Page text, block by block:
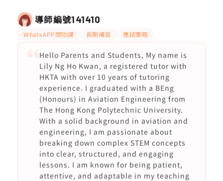
導師編號141410
WhatsAPP問功課 長期補習 應試策略
Hello Parents and Students, My name is
Lily Ng Ho Kwan, a registered tutor with
HKTA with over 10 years of tutoring
experience. I graduated with a BEng
(Honours) in Aviation Engineering from
The Hong Kong Polytechnic University.
With a solid background in aviation and
engineering, I am passionate about
breaking down complex STEM concepts
into clear, structured, and engaging
lessons. I am known for being patient,
attentive, and adaptable in my teaching